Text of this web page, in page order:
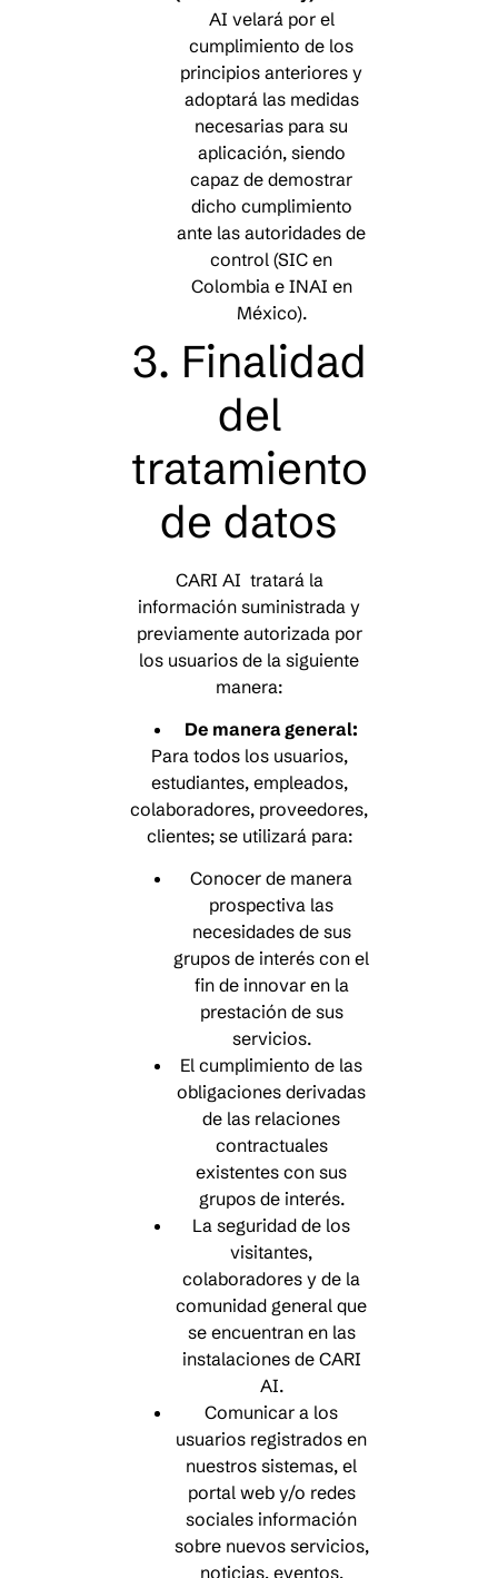
AI velará por el
cumplimiento de los
principios anteriores y
adoptará las medidas
necesarias para su
aplicación, siendo
capaz de demostrar
dicho cumplimiento
ante las autoridades de
control (SIC en
Colombia e INAI en
México).
3. Finalidad
del
tratamiento
de datos
CARI AI tratará la
información suministrada y
previamente autorizada por
los usuarios de la siguiente
manera:
De manera general:
Para todos los usuarios,
estudiantes, empleados,
colaboradores, proveedores,
clientes; se utilizará para:
Conocer de manera
prospectiva las
necesidades de sus
grupos de interés con el
fin de innovar en la
prestación de sus
servicios.
El cumplimiento de las
obligaciones derivadas
de las relaciones
contractuales
existentes con sus
grupos de interés.
La seguridad de los
visitantes,
colaboradores y de la
comunidad general que
se encuentran en las
instalaciones de CARI
AI.
Comunicar a los
usuarios registrados en
nuestros sistemas, el
portal web y/o redes
sociales información
sobre nuevos servicios,
noticias, eventos,